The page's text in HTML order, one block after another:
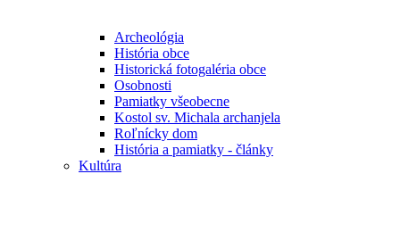
Archeológia
História obce
Historická fotogaléria obce
Osobnosti
Pamiatky všeobecne
Kostol sv. Michala archanjela
Roľnícky dom
História a pamiatky - články
Kultúra